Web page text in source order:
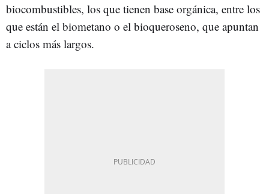
biocombustibles, los que tienen base orgánica, entre los
que están el biometano o el bioqueroseno, que apuntan
a ciclos más largos.